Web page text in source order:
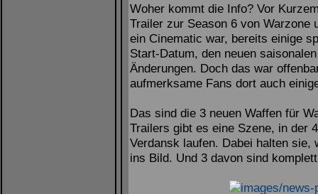
Woher kommt die Info? Vor
Trailer zur Season 6 von Warzone
ein Cinematic war, bereits einige
Start-Datum, den neuen
Änderungen. Doch das war
aufmerksame Fans dort auch
Das sind die 3 neuen Waffen für
Trailers gibt es eine Szene, in der
Verdansk laufen. Dabei halten sie,
ins Bild. Und 3 davon sind